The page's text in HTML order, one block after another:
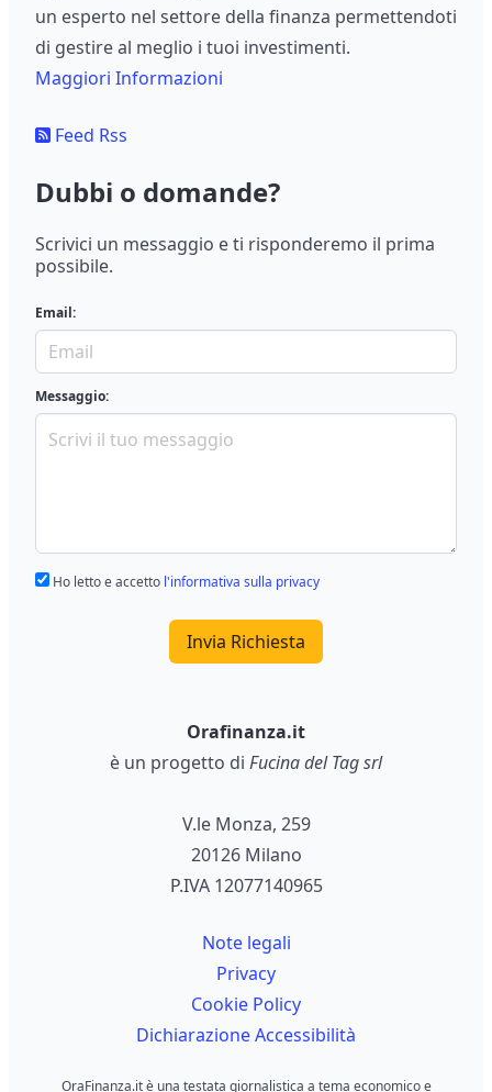
un esperto nel settore della finanza permettendoti
di gestire al meglio i tuoi investimenti.
Maggiori Informazioni
Feed Rss
Dubbi o domande?
Scrivici un messaggio e ti risponderemo il prima
possibile.
Email:
Messaggio:
Ho letto e accetto l'informativa sulla privacy
Invia Richiesta
Orafinanza.it
è un progetto di Fucina del Tag srl
V.le Monza, 259
20126 Milano
P.IVA 12077140965
Note legali
Privacy
Cookie Policy
Dichiarazione Accessibilità
OraFinanza.it è una testata giornalistica a tema economico e